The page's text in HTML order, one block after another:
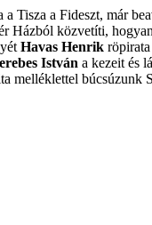
a Tisza a Fideszt, már
Házból közvetíti,
Havas Henrik
István a kezeit és
melléklettel búcsúzunk